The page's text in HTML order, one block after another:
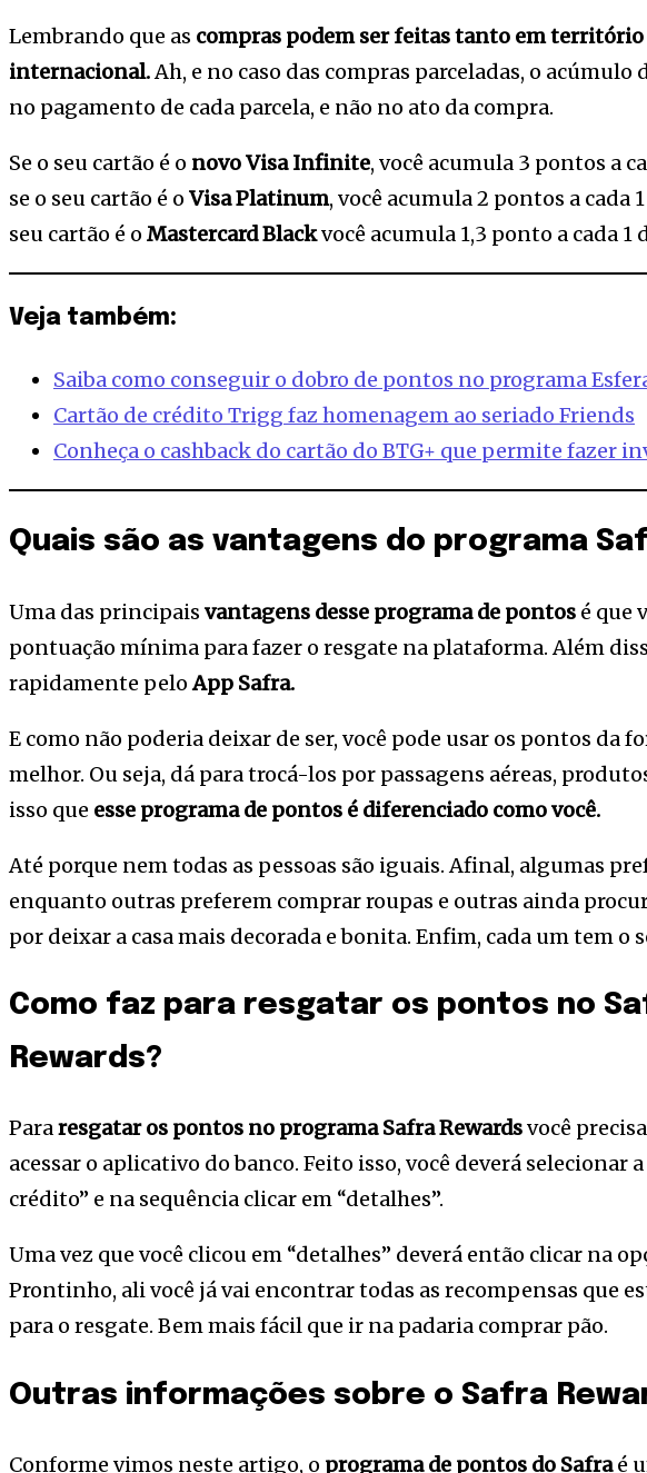
Lembrando que as compras podem ser feitas tanto em
internacional.Ah, e no caso das compras parceladas, o acúmulo
no pagamento de cada parcela, e não no ato da compra.
Se o seu cartão é o novo Visa Infinite, você acumula 3 pontos a
se o seu cartão é o Visa Platinum, você acumula 2 pontos a cada
seu cartão é o Mastercard Blackvocê acumula 1,3 ponto a cada 1
Veja também:
Saiba como conseguir o dobro de pontos no programa
Cartão de crédito Trigg faz homenagem ao seriado Friends
Conheça o cashback do cartão do BTG+ que permite fazer
Quais são as vantagens do programa
Uma das principais vantagens desse programa de pontos é que
pontuação mínima para fazer o resgate na plataforma. Além
rapidamente peloApp Safra.
E como não poderia deixar de ser, você pode usar os pontos da
melhor. Ou seja, dá para trocá-los por passagens aéreas,
isso que esse programa de pontos é diferenciado como você.
Até porque nem todas as pessoas são iguais. Afinal, algumas
enquanto outras preferem comprar roupas e outras ainda
por deixar a casa mais decorada e bonita. Enfim, cada um tem o
Como faz para resgatar os pontos no
Rewards?
Pararesgatar os pontos no programa Safra Rewardsvocê
acessar o aplicativo do banco. Feito isso, você deverá selecionar
crédito” e na sequência clicar em “detalhes”.
Uma vez que você clicou em “detalhes” deverá então clicar na
Prontinho, ali você já vai encontrar todas as recompensas que
para o resgate. Bem mais fácil que ir na padaria comprar pão.
Outras informações sobre o Safra
Conforme vimos neste artigo, o programa de pontos do Safraé